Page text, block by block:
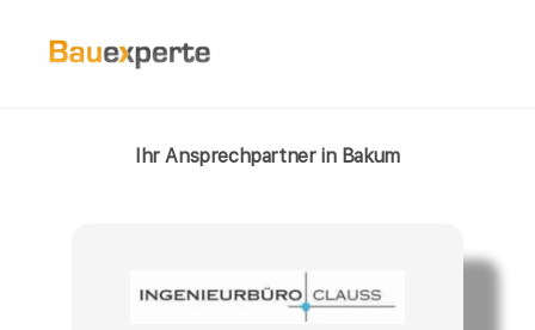
Ihr Ansprechpartner in Bakum